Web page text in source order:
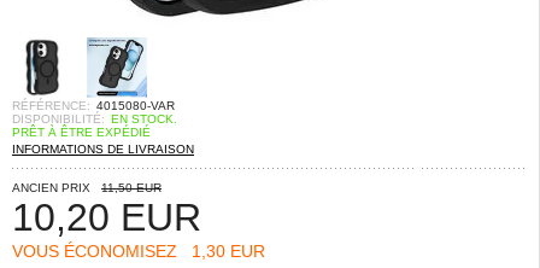
RÉFÉRENCE: 4015080-VAR
DISPONIBILITÉ: EN STOCK.
PRÊT À ÊTRE EXPÉDIÉ
INFORMATIONS DE LIVRAISON
ANCIEN PRIX 11,50 EUR
10,20 EUR
VOUS ÉCONOMISEZ 1,30 EUR